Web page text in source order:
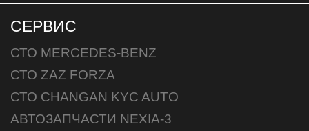
СЕРВИС
СТО MERCEDES-BENZ
СТО ZAZ FORZA
СТО CHANGAN KYC AUTO
АВТОЗАПЧАСТИ NEXIA-3